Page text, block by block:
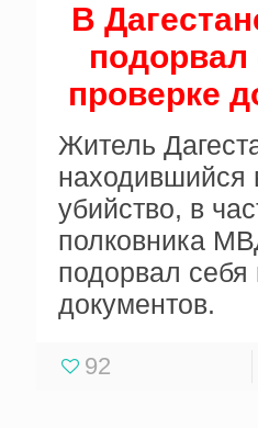
В
подорвал
проверке
Житель
находившийся
убийство, в
полковника
подорвал себя
документов.
92